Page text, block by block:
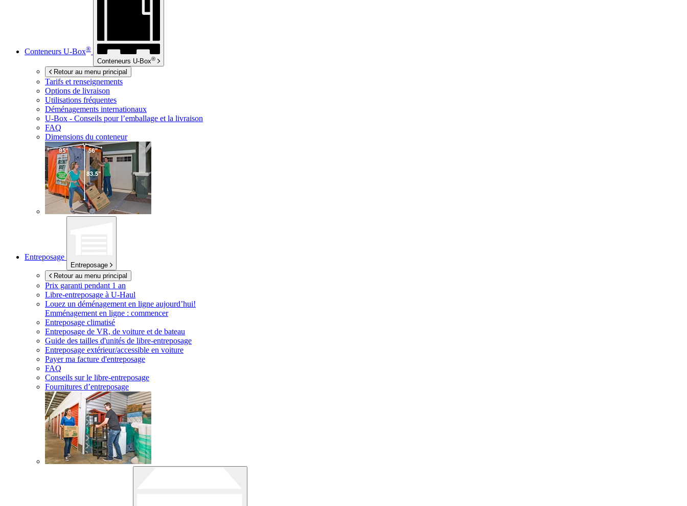
Conteneurs U-Box®
Conteneurs U-Box®
Retour au menu principal
Tarifs et renseignements
Options de livraison
Utilisations fréquentes
Déménagements internationaux
U-Box - Conseils pour l’emballage et la livraison
FAQ
Dimensions du conteneur
Entreposage
Entreposage
Retour au menu principal
Prix garanti pendant 1 an
Libre-entreposage à U-Haul
Louez un déménagement en ligne aujourd’hui!
Emménagement en ligne : commencer
Entreposage climatisé
Entreposage de VR, de voiture et de bateau
Guide des tailles d'unités de libre-entreposage
Entreposage extérieur/accessible en voiture
Payer ma facture d'entreposage
FAQ
Conseils sur le libre-entreposage
Fournitures d’entreposage